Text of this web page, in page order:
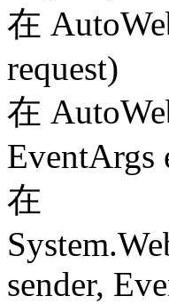
在
request)
在
EventArgs
在
sender,